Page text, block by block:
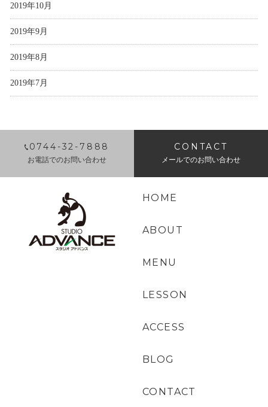
2019年10月
2019年9月
2019年8月
2019年7月
0744-32-7888
お電話でのお問い合わせ
CONTACT
メールでのお問い合わせ
HOME
ABOUT
MENU
LESSON
ACCESS
BLOG
CONTACT